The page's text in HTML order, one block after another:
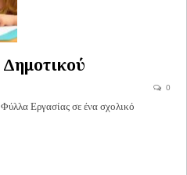
0
Εργασίας σε ένα σχολικό